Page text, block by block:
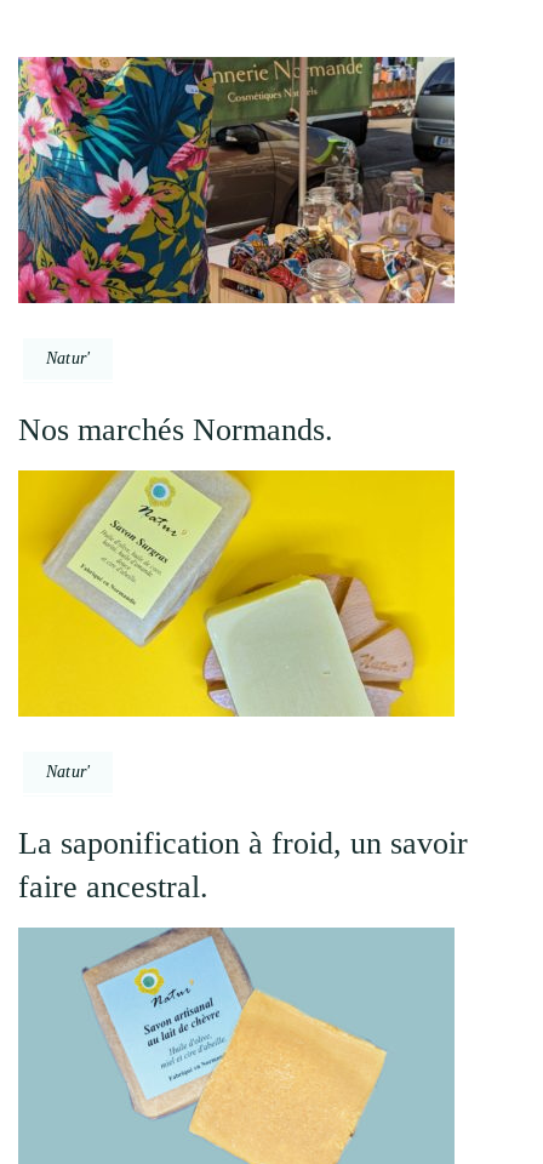
Natur'
Nos marchés Normands.
Natur'
La saponification à froid, un savoir
faire ancestral.